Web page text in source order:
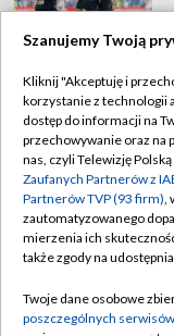
Szanujemy Twoją
Kliknij "Akceptuję i
korzystanie z technologii
dostęp do informacji na
przechowywanie oraz na
nas, czyli Telewizję
Zaufanych Partnerów z
Partnerów TVP (93 firm),
zautomatyzowanego
mierzenia ich
także zgody na
Twoje dane osobowe
poszczególnych serwisów